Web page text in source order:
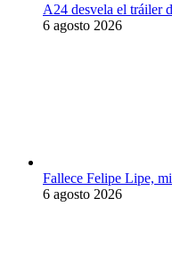
A24 desvela el tráiler
6 agosto 2026
Fallece Felipe Lipe,
6 agosto 2026